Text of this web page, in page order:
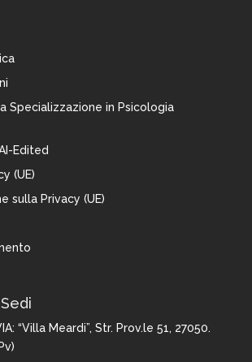
Specializzazione in Psicologia
Edited
(UE)
sulla Privacy (UE)
“Villa Meardi”, Str. Prov.le 51, 27050.